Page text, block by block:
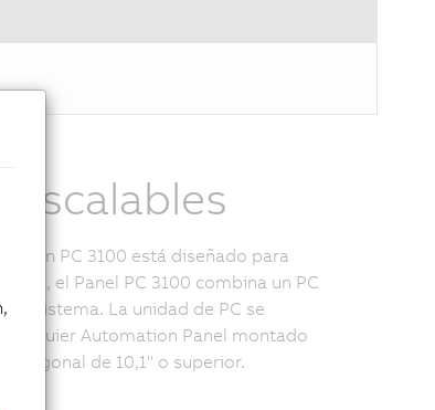
escalables
PC 3100 está diseñado para
el Panel PC 3100 combina un PC
sistema. La unidad de PC se
Automation Panel montado
diagonal de 10,1" o superior.